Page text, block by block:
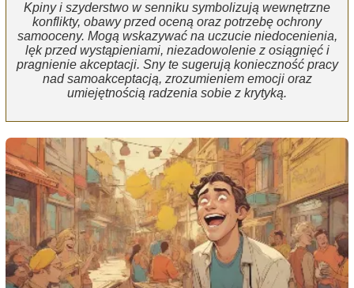
Kpiny i szyderstwo w senniku symbolizują wewnętrzne
konflikty, obawy przed oceną oraz potrzebę ochrony
samooceny. Mogą wskazywać na uczucie niedocenienia,
lęk przed wystąpieniami, niezadowolenie z osiągnięć i
pragnienie akceptacji. Sny te sugerują konieczność pracy
nad samoakceptacją, zrozumieniem emocji oraz
umiejętnością radzenia sobie z krytyką.